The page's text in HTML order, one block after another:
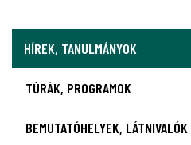
HÍREK, TANULMÁNYOK
TÚRÁK, PROGRAMOK
BEMUTATÓHELYEK, LÁTNIVALÓK